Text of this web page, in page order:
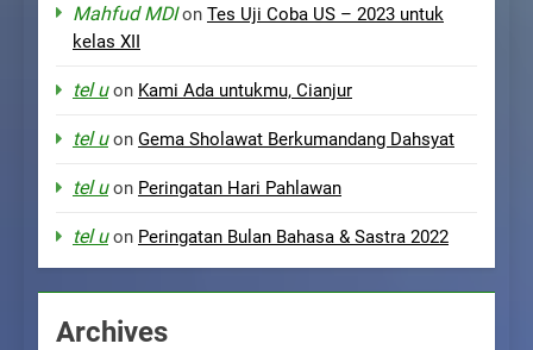
Mahfud MDIon Tes Uji Coba US – 2023 untuk
kelas XII
tel uon Kami Ada untukmu, Cianjur
tel uon Gema Sholawat Berkumandang Dahsyat
tel uon Peringatan Hari Pahlawan
tel uon Peringatan Bulan Bahasa & Sastra 2022
Archives